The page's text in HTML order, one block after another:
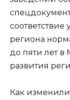
региона
до пяти лет в
развития
Как